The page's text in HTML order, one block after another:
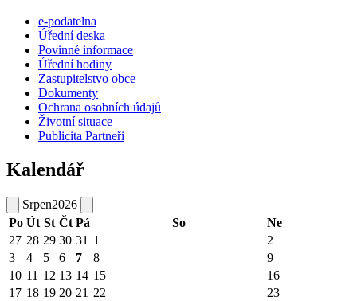
e-podatelna
Úřední deska
Povinné informace
Úřední hodiny
Zastupitelstvo obce
Dokumenty
Ochrana osobních údajů
Životní situace
Publicita Partneři
Kalendář
Srpen2026
Po Út St Čt Pá So
Ne
27 28 29 30 31 1
2
3
4 5 6 7 8
9
10 11 12 13 14 15
16
17 18 19 20 21 22 23